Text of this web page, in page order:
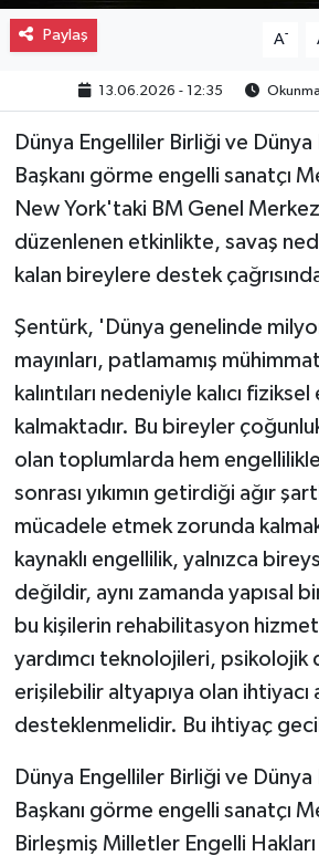
Paylaş A-
13.06.2026 - 12:35
Dünya Engelliler Birliği ve Dünya
Başkanı görme engelli sanatçı
New York'taki BM Genel
düzenlenen etkinlikte, savaş
kalan bireylere destek
Şentürk, 'Dünya genelinde
mayınları, patlamamış
kalıntıları nedeniyle kalıcı
kalmaktadır. Bu bireyler
olan toplumlarda hem
sonrası yıkımın getirdiği ağır
mücadele etmek zorunda
kaynaklı engellilik, yalnızca
değildir, aynı zamanda yapısal
bu kişilerin rehabilitasyon
yardımcı teknolojileri, psikolojik
erişilebilir altyapıya olan ihtiyacı
desteklenmelidir. Bu ihtiyaç
Dünya Engelliler Birliği ve Dünya
Başkanı görme engelli sanatçı
Birleşmiş Milletler Engelli